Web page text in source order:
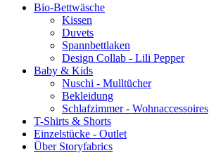
Bio-Bettwäsche
Kissen
Duvets
Spannbettlaken
Design Collab - Lili Pepper
Baby & Kids
Nuschi - Mulltücher
Bekleidung
Schlafzimmer - Wohnaccessoires
T-Shirts & Shorts
Einzelstücke - Outlet
Über Storyfabrics